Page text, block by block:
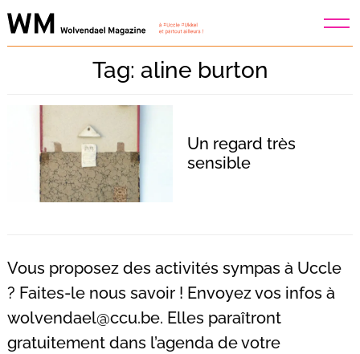
Skip
to
Tag: aline burton
Un regard très
sensible
Vous proposez des activités sympas à Uccle
? Faites-le nous savoir ! Envoyez vos infos à
wolvendael@ccu.be. Elles paraîtront
gratuitement dans l’agenda de votre
Recherche
pour
: